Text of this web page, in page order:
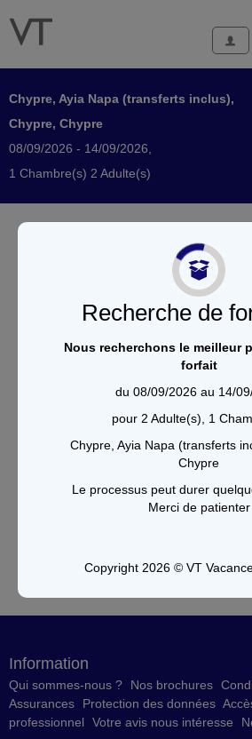
Chypre, Ayia Napa (transferts inclus),
Chypre, Chypre
08/09/2026 - 14/09/2026,
1 Chambre(s) 2 Adulte(s)
Recherche de
Nous recherchons le meilleur
forfait
du 08/09/2026 au 14/
pour 2 Adulte(s), 1
Chypre, Ayia Napa (transferts
Chypre
Le processus peut durer
Merci de patienter
Copyright 2026 © VT
Information
Qui sommes-nous ? Nos brochures
Assurances
Protection des données
professionnel
Votre avis nous intéresse